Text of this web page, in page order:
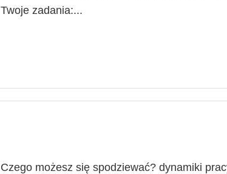
Twoje zadania:...
Czego możesz się spodziewać? dynamiki